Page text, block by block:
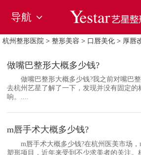
导航
杭州整形医院 > 整形美容 > 口唇美化 > 厚唇
做嘴巴整形大概多少钱?
做嘴巴整形大概多少钱?我之前对嘴巴整
去杭州艺星了解了一下，发现并没有固定的
响。....
m唇手术大概多少钱?
m唇手术大概多少钱?在杭州医美市场，
塑形项目，近年来受到不少求美者的关注